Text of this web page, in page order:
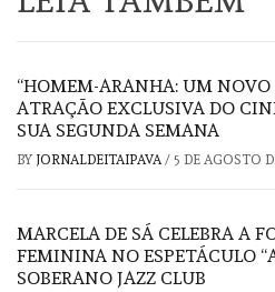
“HOMEM-ARANHA: UM NOVO
ATRAÇÃO EXCLUSIVA DO
SUA SEGUNDA SEMANA
BY JORNALDEITAIPAVA / 5 DE AGOSTO
MARCELA DE SÁ CELEBRA A
FEMININA NO ESPETÁCULO
SOBERANO JAZZ CLUB